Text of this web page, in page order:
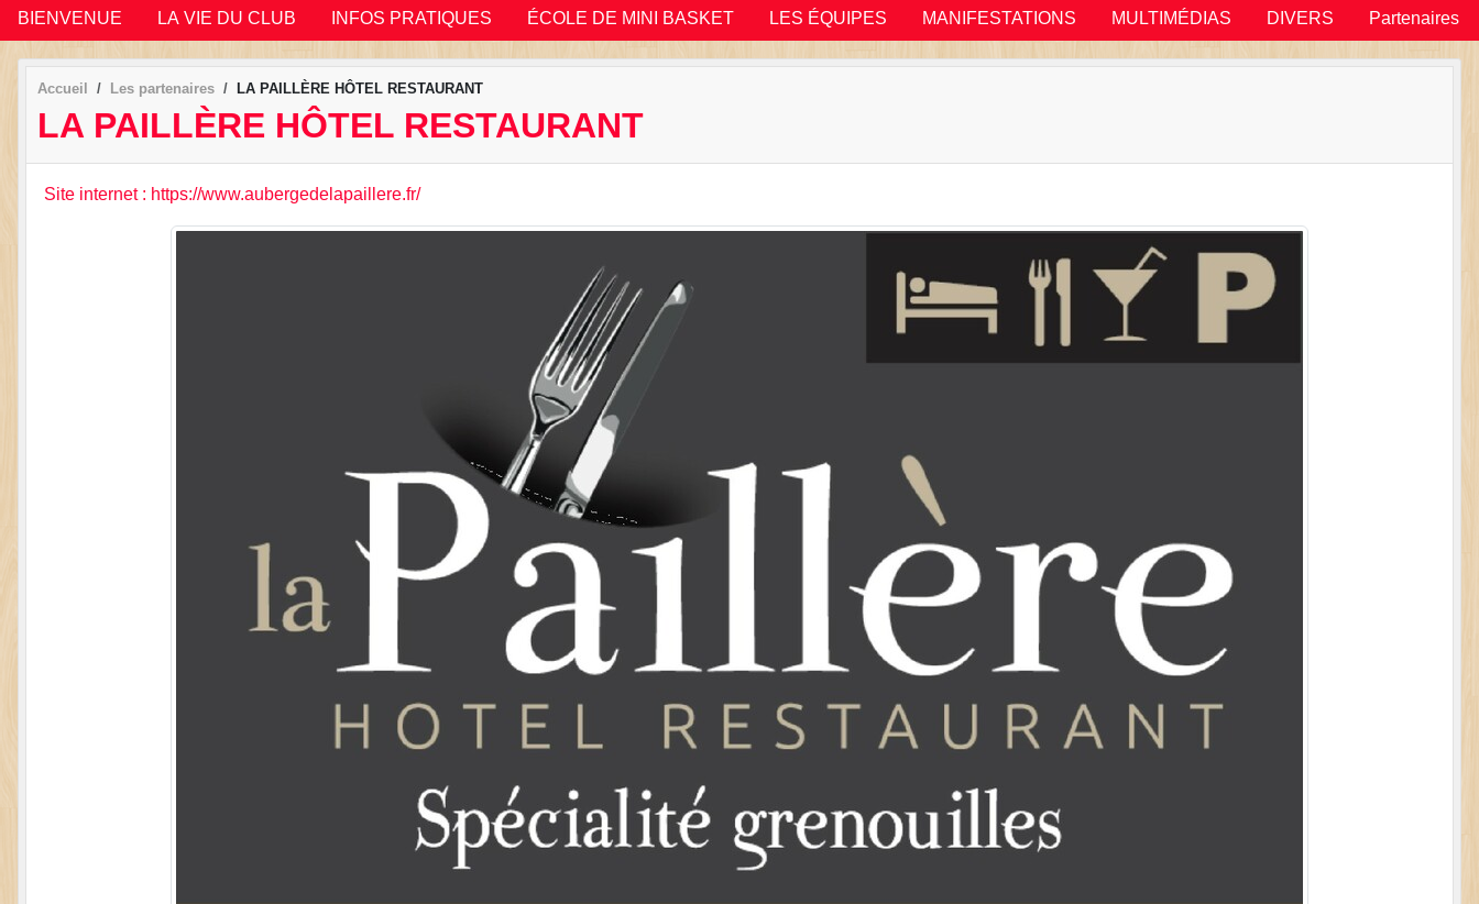
BIENVENUE LA VIE DU CLUB INFOS PRATIQUES ÉCOLE DE MINI BASKET LES ÉQUIPES MANIFESTATIONS MULTIMÉDIAS DIVERS Partenaires
Accueil Les partenaires LA PAILLÈRE HÔTEL RESTAURANT
LA PAILLÈRE HÔTEL RESTAURANT
Site internet : https://www.aubergedelapaillere.fr/